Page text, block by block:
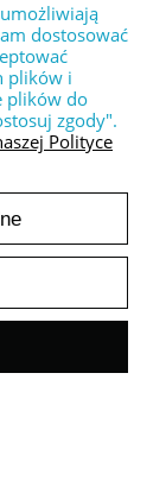
30,00 zł
netto:24,39 zł
do koszyka
"
30,00 zł
dostosować
plików i
plików do
zgody".
Polityce